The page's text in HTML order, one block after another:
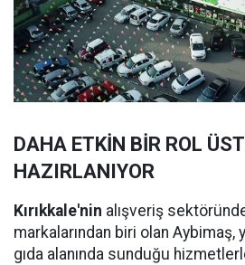
DAHA ETKİN BİR ROL
HAZIRLANIYOR
Kırıkkale'nin alışveriş
markalarından biri olan Aybimaş,
gıda alanında sunduğu